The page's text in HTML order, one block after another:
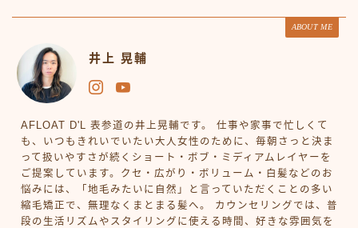
ABOUT ME
井上 晃輔
AFLOAT D'L 表参道の井上晃輔です。 仕事や家事で忙しくて
も、いつもきれいでいたい大人女性のために、毎朝さっと決ま
って扱いやすさが続くショート・ボブ・ミディアムレイヤーを
ご提案しています。クセ・広がり・ボリューム・白髪などのお
悩みには、「地毛みたいに自然」と言っていただくことの多い
縮毛矯正で、無理なくまとまる髪へ。 カウンセリングでは、普
段の生活リズムやスタイリングに使える時間、好きな雰囲気を